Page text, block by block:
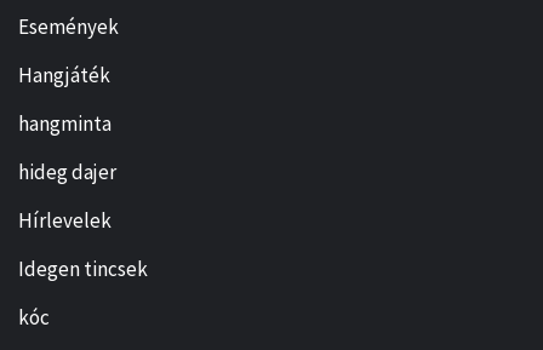
Események
Hangjáték
hangminta
hideg dajer
Hírlevelek
Idegen tincsek
kóc